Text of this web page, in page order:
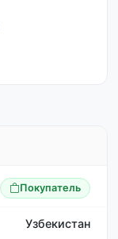
Покупатель
Узбекистан